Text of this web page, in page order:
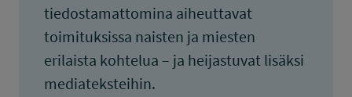
tiedostamattomina aiheuttavat
toimituksissa naisten ja miesten
erilaista kohtelua – ja heijastuvat lisäksi
mediateksteihin.